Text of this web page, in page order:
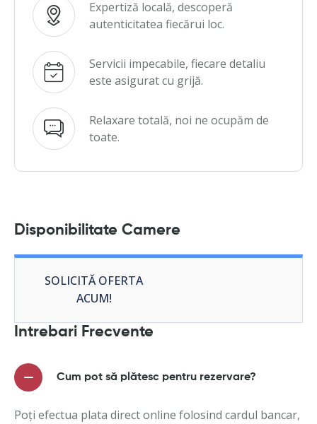
Expertiză locală, descoperă
autenticitatea fiecărui loc.
Servicii impecabile, fiecare detaliu
este asigurat cu grijă.
Relaxare totală, noi ne ocupăm de
toate.
Disponibilitate Camere
SOLICITĂ OFERTA
ACUM!
Intrebari Frecvente
Cum pot să plătesc pentru rezervare?
Poți efectua plata direct online folosind cardul bancar,